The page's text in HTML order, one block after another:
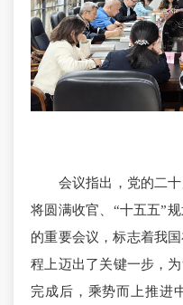
会议指出，党的二十
将圆满收官、“十五五”
的重要会议，标志着我
程上迈出了关键一步，
完成后，乘势而上推进